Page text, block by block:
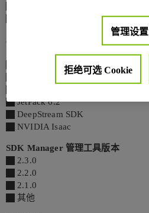
Jetson 软件
] JetPack 5.1.3
JetPack 5.1.4
JetPack 6.2
DeepStream SDK
NVIDIA Isaac
SDK Manager 管理工具版本
2.3.0
2.2.0
2.1.0
其他
管理设置
拒绝可选 Cookie